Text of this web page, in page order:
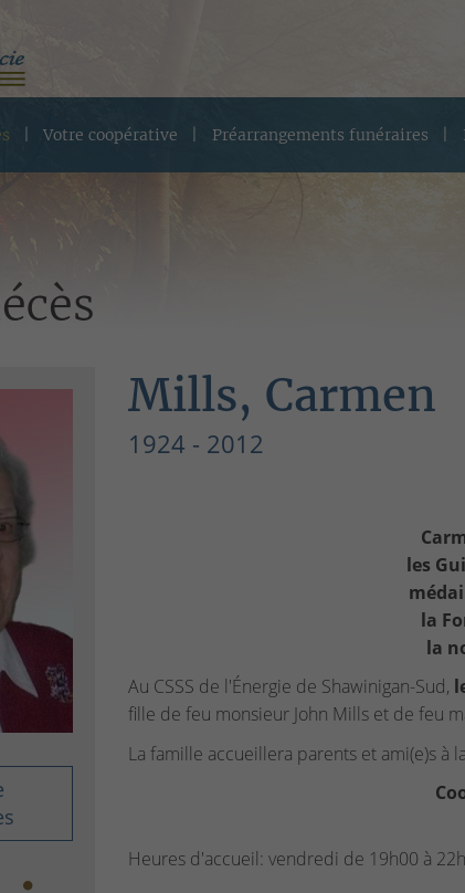
Votre coopérative Préarrangements funéraires
Mills, Carmen
1924 - 2012
les
la
la
Au CSSS de l'Énergie de Shawinigan-Sud,
fille de feu monsieur John Mills et de feu
La famille accueillera parents et ami(e)s à la
Heures d'accueil: vendredi de 19h00 à